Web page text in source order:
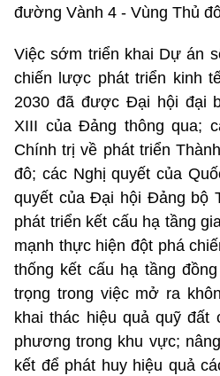
đường Vành 4 - Vùng Thủ
Việc sớm triển khai Dự án
chiến lược phát triển kinh
2030 đã được Đại hội đại
XIII của Đảng thông qua;
Chính trị về phát triển
đô; các Nghị quyết của
quyết của Đại hội Đảng bộ
phát triển kết cấu hạ tầng
mạnh thực hiện đột phá
thống kết cấu hạ tầng
trọng trong việc mở ra
khai thác hiệu quả quỹ đất
phương trong khu vực;
kết để phát huy hiệu quả